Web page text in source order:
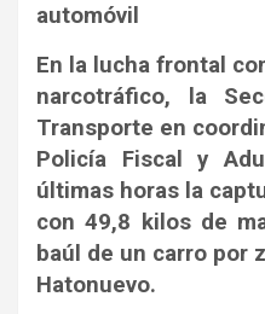
automóvil
En la lucha frontal
narcotráfico, la
Transporte en
Policía Fiscal y
últimas horas la
con 49,8 kilos de
baúl de un carro por
Hatonuevo.